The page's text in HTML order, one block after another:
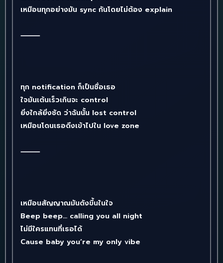
เหมือนทุกอย่างมัน sync กันโดยไม่ต้อง explain
⸻
ทุก notification ก็เป็นชื่อเธอ
ใจมันเต้นเร็วเกินจะ control
ยิ่งใกล้ยิ่งชัด ว่าฉันนั้น lost control
เหมือนโดนเธอดึงเข้าไปใน love zone
⸻
เหมือนสัญญาณมันดังขึ้นในใจ
Beep beep… calling you all night
ไม่มีใครแทนที่เธอได้
Cause baby you’re my only vibe